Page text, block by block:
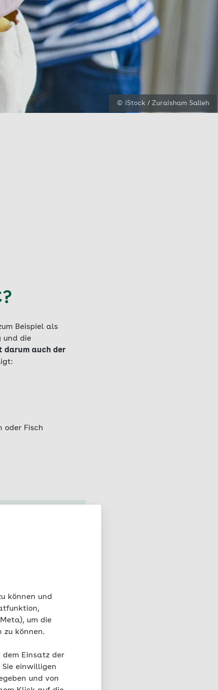
können und
um die
zu können.
Einsatz der
einwilligen
und von
© iStock / Zuraisham Salleh
Beispiel als
und die
darum auch der
oder Fisch
wenn
guter
sind
zehn